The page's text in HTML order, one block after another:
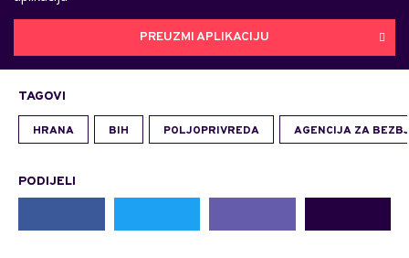
PREUZMI APLIKACIJU
TAGOVI
HRANA BIH POLJOPRIVREDA AGENCIJA ZA
PODIJELI